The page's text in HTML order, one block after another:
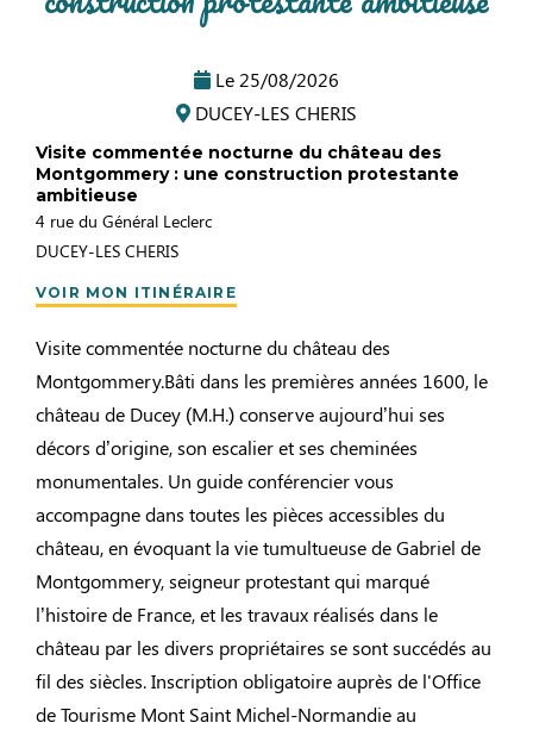
Le 25/08/2026
DUCEY-LES CHERIS
Visite commentée nocturne du château des
Montgommery : une construction protestante
ambitieuse
4 rue du Général Leclerc
DUCEY-LES CHERIS
VOIR MON ITINÉRAIRE
Visite commentée nocturne du château des
Montgommery.Bâti dans les premières années 1600, le
château de Ducey (M.H.) conserve aujourd’hui ses
décors d’origine, son escalier et ses cheminées
monumentales. Un guide conférencier vous
accompagne dans toutes les pièces accessibles du
château, en évoquant la vie tumultueuse de Gabriel de
Montgommery, seigneur protestant qui marqué
l’histoire de France, et les travaux réalisés dans le
château par les divers propriétaires se sont succédés au
fil des siècles. Inscription obligatoire auprès de l'Office
de Tourisme Mont Saint Michel-Normandie au